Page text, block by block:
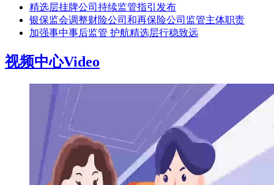
精选层挂牌公司持续监管指引发布
银保监会调整财险公司和再保险公司监管主体职责
加强事中事后监管 护航精选层行稳致远
视频中心Video